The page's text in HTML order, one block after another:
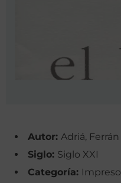
Autor: Adriá, Ferrán
Siglo: Siglo XXI
Categoría: Impreso